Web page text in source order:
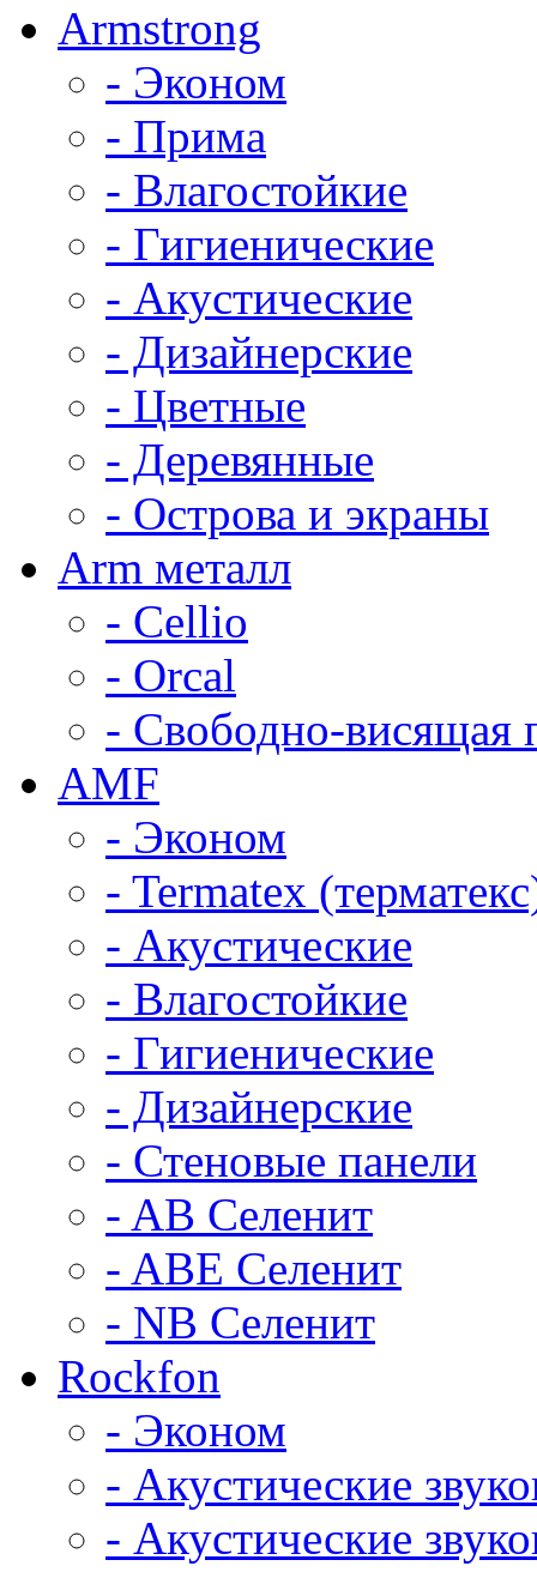
Armstrong
- Эконом
- Прима
- Влагостойкие
- Гигиенические
- Акустические
- Дизайнерские
- Цветные
- Деревянные
- Острова и экраны
Arm металл
- Cellio
- Orcal
- Свободно-висящая
AMF
- Эконом
- Termatex
- Акустические
- Влагостойкие
- Гигиенические
- Дизайнерские
- Стеновые панели
- AB Селенит
- ABE Селенит
- NB Селенит
Rockfon
- Эконом
- Акустические
- Акустические